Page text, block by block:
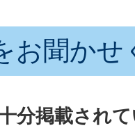
お聞かせ
分掲載され